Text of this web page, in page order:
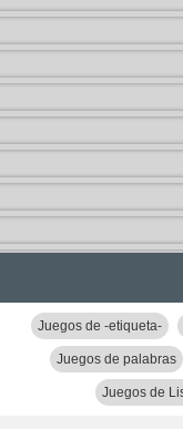
Juegos de -etiqueta-
Juegos de palabras
Juegos de